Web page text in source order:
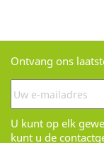
Ontvang ons
U kunt op elk
kunt u de